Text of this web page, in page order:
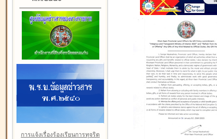
การแจ้งเรื่องร้องเรียนการทุจริต